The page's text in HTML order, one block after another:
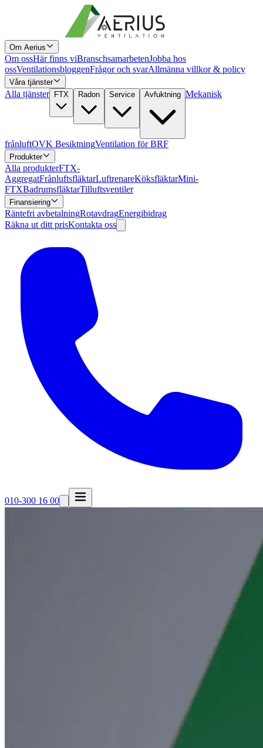
Om Aerius
Om ossHär finns viBranschsamarbetenJobba hos
ossVentilationsbloggenFrågor och svarAllmänna villkor & policy
Våra tjänster
Alla tjänster FTX Radon Service Avfuktning Mekanisk
frånluftOVK BesiktningVentilation för BRF
Produkter
Alla produkterFTX-
AggregatFrånluftsfläktarLuftrenareKöksfläktarMini-
FTXBadrumsfläktarTilluftsventiler
Finansiering
Räntefri avbetalningRotavdragEnergibidrag
Räkna ut ditt prisKontakta oss
010-300 16 00